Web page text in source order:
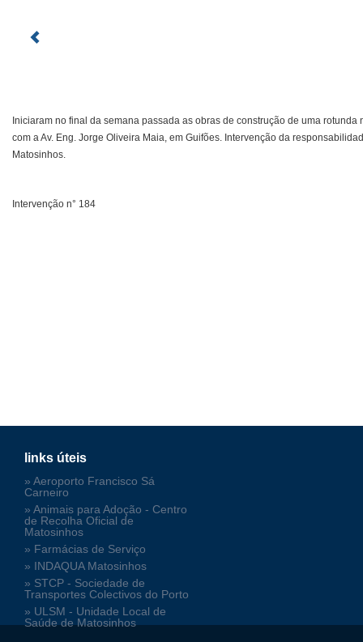
Iniciaram no final da semana passada as obras de construção de uma
com a Av. Eng. Jorge Oliveira Maia, em Guifões. Intervenção da
Matosinhos.
ntervenção n° 184
links úteis
» Aeroporto Francisco Sá
Carneiro
» Animais para Adoção - Centro
de Recolha Oficial de
Matosinhos
» Farmácias de Serviço
» INDAQUA Matosinhos
» STCP - Sociedade de
Transportes Colectivos do Porto
» ULSM - Unidade Local de
Saúde de Matosinhos